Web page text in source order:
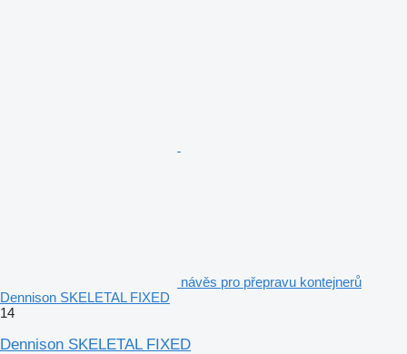
návěs pro přepravu kontejnerů
Dennison SKELETAL FIXED
14
Dennison SKELETAL FIXED